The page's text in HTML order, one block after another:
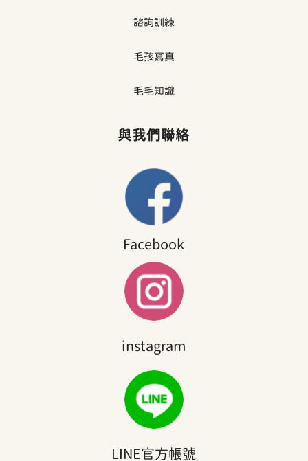
諮詢訓練
毛孩寫真
毛毛知識
與我們聯絡
Facebook
instagram
LINE官方帳號